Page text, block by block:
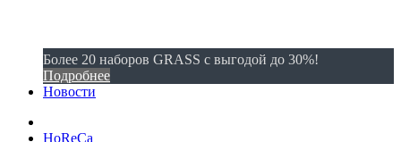
Более 20 наборов GRASS с выгодой до 30%!
Подробнее
Новости
HoReCa